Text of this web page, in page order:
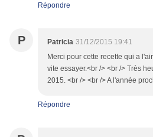
Répondre
P Patricia 31/12/2015 19:41
Merci pour cette recette qui a
vite essayer.<br /> <br /> Très
2015. <br /> <br /> A l'année
Répondre